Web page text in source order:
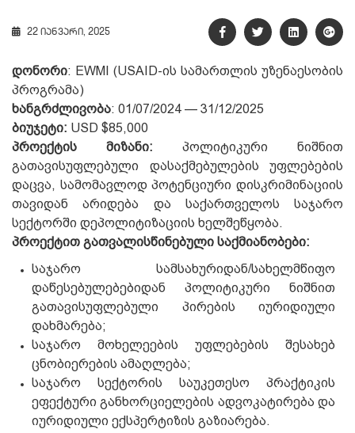
22 იანვარი, 2025
დონორი: EWMI (USAID-ის სამართლის უზენაესობის
პროგრამა)
ხანგრძლივობა: 01/07/2024 — 31/12/2025
ბიუჯეტი: USD $85,000
პროექტის მიზანი: პოლიტიკური ნიშნით
გათავისუფლებული დასაქმებულების უფლებების
დაცვა, სამომავლოდ პოტენციური დისკრიმინაციის
თავიდან არიდება და საქართველოს საჯარო
სექტორში დეპოლიტიზაციის ხელშეწყობა.
პროექტით გათვალისწინებული საქმიანობები:
საჯარო სამსახურიდან/სახელმწიფო
დაწესებულებებიდან პოლიტიკური ნიშნით
გათავისუფლებული პირების იურიდიული
დახმარება;
საჯარო მოხელეების უფლებების შესახებ
ცნობიერების ამაღლება;
საჯარო სექტორის საუკეთესო პრაქტიკის
ეფექტური განხორციელების ადვოკატირება და
იურიდიული ექსპერტიზის გაზიარება.